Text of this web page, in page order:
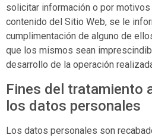
solicitar información o por motivos
contenido del Sitio Web, se le
cumplimentación de alguno de
que los mismos sean
desarrollo de la operación
Fines del tratamiento
los datos personales
Los datos personales son